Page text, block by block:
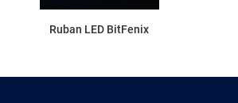
Ruban LED BitFenix